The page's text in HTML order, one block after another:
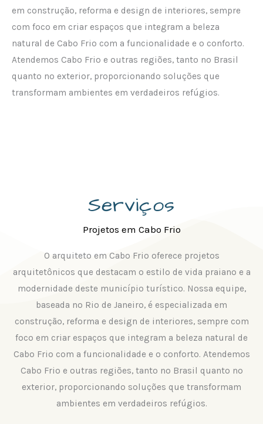
em construção, reforma e design de interiores, sempre
com foco em criar espaços que integram a beleza
natural de Cabo Frio com a funcionalidade e o conforto.
Atendemos Cabo Frio e outras regiões, tanto no Brasil
quanto no exterior, proporcionando soluções que
transformam ambientes em verdadeiros refúgios.
Serviços
Projetos em Cabo Frio
O arquiteto em Cabo Frio oferece projetos
arquitetônicos que destacam o estilo de vida praiano e a
modernidade deste município turístico. Nossa equipe,
baseada no Rio de Janeiro, é especializada em
construção, reforma e design de interiores, sempre com
foco em criar espaços que integram a beleza natural de
Cabo Frio com a funcionalidade e o conforto. Atendemos
Cabo Frio e outras regiões, tanto no Brasil quanto no
exterior, proporcionando soluções que transformam
ambientes em verdadeiros refúgios.